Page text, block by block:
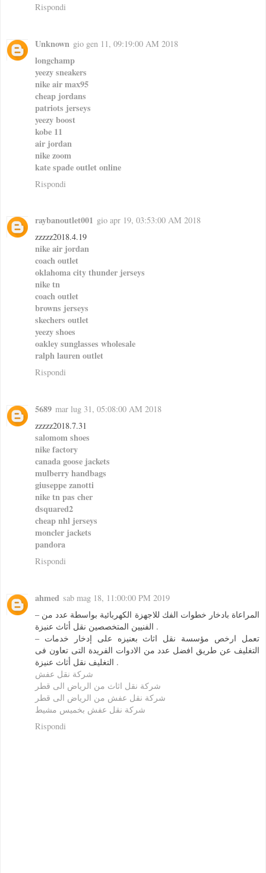
Rispondi
Unknown gio gen 11, 09:19:00 AM 2018
longchamp
yeezy sneakers
nike air max95
cheap jordans
patriots jerseys
yeezy boost
kobe 11
air jordan
nike zoom
kate spade outlet online
Rispondi
raybanoutlet001 gio apr 19, 03:53:00 AM 2018
zzzzz2018.4.19
nike air jordan
coach outlet
oklahoma city thunder jerseys
nike tn
coach outlet
browns jerseys
skechers outlet
yeezy shoes
oakley sunglasses wholesale
ralph lauren outlet
Rispondi
5689 mar lug 31, 05:08:00 AM 2018
zzzzz2018.7.31
salomom shoes
nike factory
canada goose jackets
mulberry handbags
giuseppe zanotti
nike tn pas cher
dsquared2
cheap nhl jerseys
moncler jackets
pandora
Rispondi
ahmed sab mag 18, 11:00:00 PM 2019
– المراعاة بادخار خطوات الفك للاجهزة الكهربائية بواسطة عدد من
الفنيين المتخصصين نقل أثاث عنيزة .
– تعمل ارخص مؤسسة نقل اثاث بعنيزه على إدخار خدمات
التغليف عن طريق افضل عدد من الادوات الفريدة التى تعاون فى
التغليف نقل أثاث عنيزة .
شركة نقل عفش
شركة نقل اثاث من الرياض الى قطر
شركة نقل عفش من الرياض الى قطر
شركة نقل عفش بخميس مشيط
Rispondi